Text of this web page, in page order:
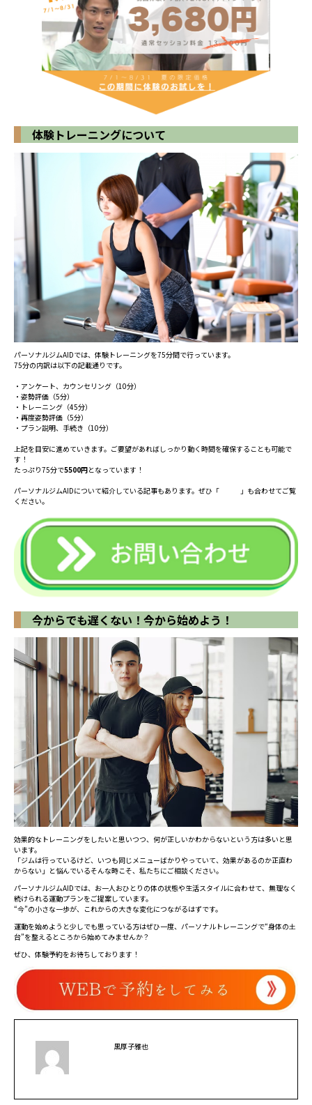
体験トレーニングについて
パーソナルジムAIDでは、体験トレーニングを75分間で行っています。
75分の内訳は以下の記載通りです。
・アンケート、カウンセリング（10分）
・姿勢評価（5分）
・トレーニング（45分）
・再度姿勢評価（5分）
・プラン説明、手続き（10分）
上記を目安に進めていきます。ご要望があればしっかり動く時間を確保することも可能で
す！
たっぷり75分で5500円となっています！
パーソナルジムAIDについて紹介している記事もあります。ぜひ「
」も合わせてご覧
ください。
今からでも遅くない！今から始めよう！
効果的なトレーニングをしたいと思いつつ、何が正しいかわからないという方は多いと思
います。
「ジムは行っているけど、いつも同じメニューばかりやっていて、効果があるのか正直わ
からない」と悩んでいるそんな時こそ、私たちにご相談ください。
パーソナルジムAIDでは、お一人おひとりの体の状態や生活スタイルに合わせて、無理なく
続けられる運動プランをご提案しています。
“今”の小さな一歩が、これからの大きな変化につながるはずです。
運動を始めようと少しでも思っている方はぜひ一度、パーソナルトレーニングで“身体の土
台”を整えるところから始めてみませんか？
ぜひ、体験予約をお待ちしております！
黒厚子雅也